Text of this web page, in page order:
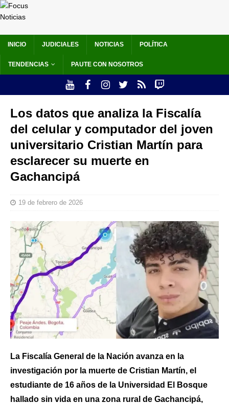
INICIO JUDICIALES NOTICIAS POLÍTICA
TENDENCIAS PAUTE CON NOSOTROS
Los datos que analiza la Fiscalía
del celular y computador del joven
universitario Cristian Martín para
esclarecer su muerte en
Gachancipá
19 de febrero de 2026
La Fiscalía General de la Nación avanza en la
investigación por la muerte de Cristian Martín, el
estudiante de 16 años de la Universidad El Bosque
hallado sin vida en una zona rural de Gachancipá,